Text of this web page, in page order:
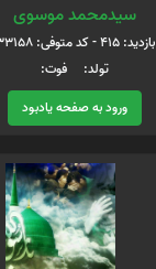
سیدمحمد موسوی
بازدید: 415 - کد متوفی: 33158
تولد: فوت:
ورود به صفحه یادبود